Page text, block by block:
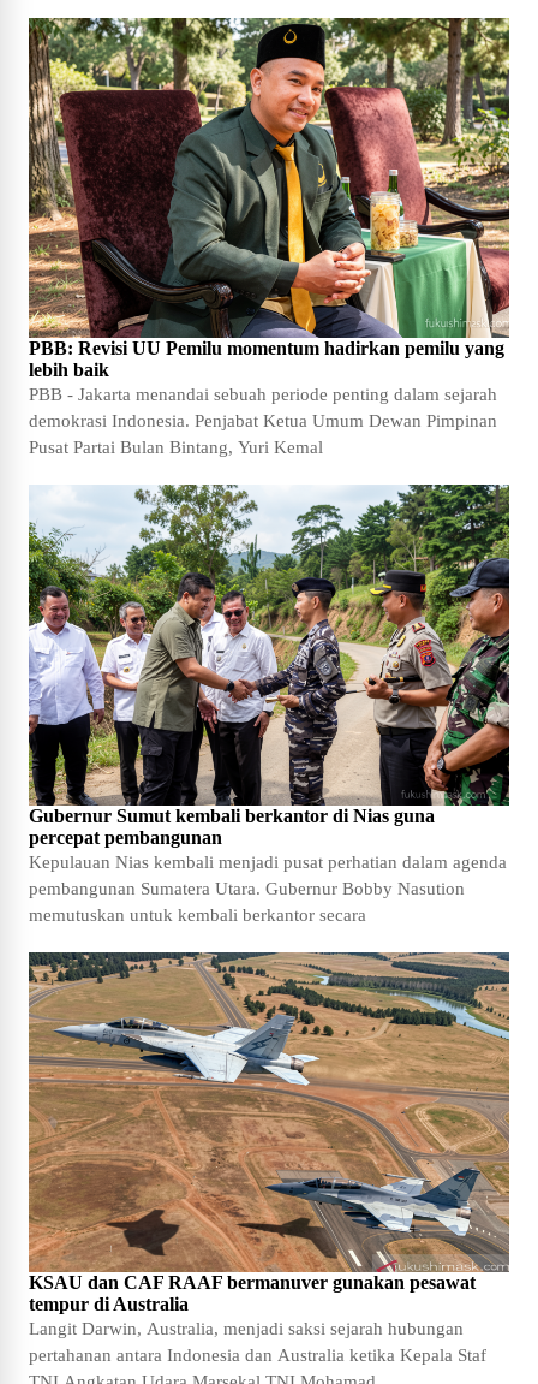
PBB: Revisi UU Pemilu momentum hadirkan pemilu yang
lebih baik
PBB - Jakarta menandai sebuah periode penting dalam sejarah
demokrasi Indonesia. Penjabat Ketua Umum Dewan Pimpinan
Pusat Partai Bulan Bintang, Yuri Kemal
Gubernur Sumut kembali berkantor di Nias guna
percepat pembangunan
Kepulauan Nias kembali menjadi pusat perhatian dalam agenda
pembangunan Sumatera Utara. Gubernur Bobby Nasution
memutuskan untuk kembali berkantor secara
KSAU dan CAF RAAF bermanuver gunakan pesawat
tempur di Australia
Langit Darwin, Australia, menjadi saksi sejarah hubungan
pertahanan antara Indonesia dan Australia ketika Kepala Staf